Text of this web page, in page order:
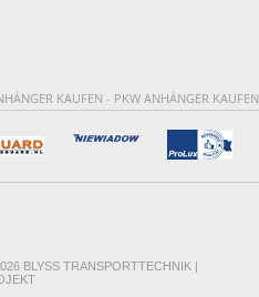
KAUFEN - PKW ANHÄNGER KAUFEN
BLYSS TRANSPORTTECHNIK |